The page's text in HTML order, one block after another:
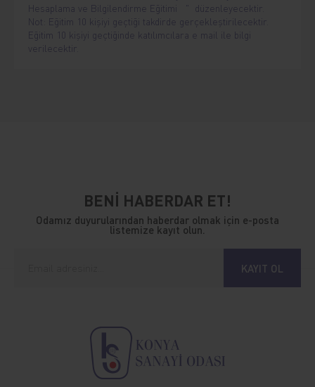
Hesaplama ve Bilgilendirme Eğitimi " düzenleyecektir.
Not: Eğitim 10 kişiyi geçtiği takdirde gerçekleştirilecektir.
Eğitim 10 kişiyi geçtiğinde katılımcılara e mail ile bilgi
verilecektir.
BENİ HABERDAR ET!
Odamız duyurularından haberdar olmak için e-posta
listemize kayıt olun.
KAYIT OL